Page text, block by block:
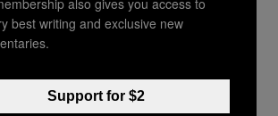
expliqué à VICE News Sarah
spécialisée dans la
eaux de source à l’École
de Montréal.
also gives you access to
best writing and exclusive new
Support for $2